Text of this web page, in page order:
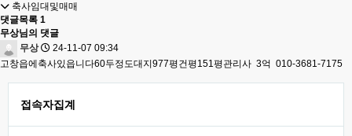
축사임대및매매
댓글목록 1
무상님의 댓글
무상
24-11-07 09:34
고창읍에축사있읍니다60두정도대지977평건평151평관리사 3억 010-3681-7175
접속자집계